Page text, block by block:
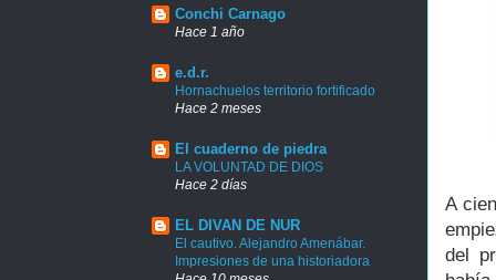
A
del
Conchi Carnago
Hace 1 año
e.d.r.
Hornachuelos territorio fortificado
Hace 2 meses
El cuaderno de piedra
LA VOLUNTAD DE DIOS
Hace 2 días
EL DIVAN DE NUR
El cautivo. Alejandro Amenábar.
Impresiones de una historiadora